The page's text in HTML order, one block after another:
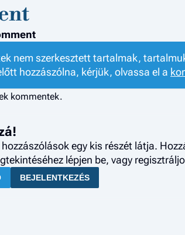
nem szerkesztett tartalmak,
hozzászólna, kérjük, olvassa el a
kommentek.
egy kis részét látja.
lépjen be, vagy
BEJELENTKEZÉS